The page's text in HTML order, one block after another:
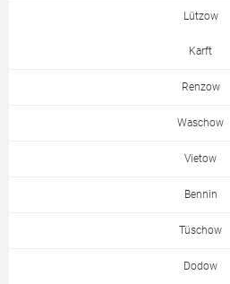
Lützow
Karft
Renzow
Waschow
Vietow
Bennin
Tüschow
Dodow